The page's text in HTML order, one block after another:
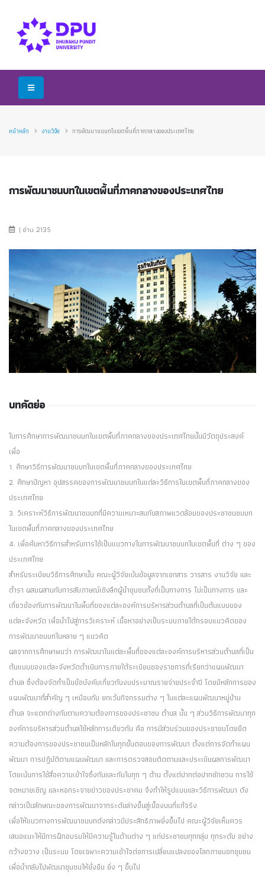
หน้าหลัก งานวิจัย การพัฒนาชนบทในเขตพื้นที่ภาคกลางของประเทศไทย
การพัฒนาชนบทในเขตพื้นที่ภาคกลางของประเทศไทย
| อ่าน 2135
บทคัดย่อ
ในการศึกษาการพัฒนาชนบทในเขตพื้นที่ภาคกลางของประเทศไทยนั้นมีวัตถุประสงค์
เพื่อ
1. ศึกษาวิธีการพัฒนาชนบทในเขตพื้นที่ภาคกลางของประเทศไทย
2. ศึกษาปัญหา อุปสรรคของการพัฒนาชนบทในแต่ละวิธีการในเขตพื้นที่ภาคกลางของ
ประเทศไทย
3. วิเคราะห์วิธีการพัฒนาชนบทที่มีความเหมาะสมกับสภาพแวดล้อมของประชาชนชนบท
ในเขตพื้นที่ภาคกลางของประเทศไทย
4. เพื่อค้นหาวิธีการสำหรับการใช้เป็นแนวทางในการพัฒนาชนบทในเขตพื้นที่ ต่าง ๆ ของ
ประเทศไทย
สำหรับระเบียบวิธีการศึกษานั้น คณะผู้วิจัยเน้นข้อมูลจากเอกสาร วารสาร งานวิจัย และ
ตำรา ผสมผสานกับการสัมภาษณ์เชิงลึกผู้นำชุมชนทั้งที่เป็นทางการ ไม่เป็นทางการ และ
เกี่ยวข้องกับการพัฒนาในพื้นที่ของแต่ละองค์การบริหารส่วนตำบลที่เป็นต้นแบบของ
แต่ละจังหวัด เพื่อนำไปสู่การวิเคราะห์ เนื้อหาอย่างเป็นระบบภายใต้กรอบแนวคิดของ
การพัฒนาชนบทในหลาย ๆ แนวคิด
ผลจากการศึกษาพบว่า การพัฒนาในแต่ละพื้นที่ของแต่ละองค์การบริหารส่วนตำบลที่เป็น
ต้นแบบของแต่ละจังหวัดดำเนินการภายใต้ระเบียบของราชการที่เรียกว่าแผนพัฒนา
ตำบล ซึ่งต้องจัดทำเป็นข้อบังคับเกี่ยวกับงบประมาณรายจ่ายประจำปี โดยมีหลักการของ
แผนพัฒนาที่สำคัญ ๆ เหมือนกัน ยกเว้นกิจกรรมต่าง ๆ ในแต่ละแผนพัฒนาหมู่บ้าน
ตำบล จะแตกต่างกันตามความต้องการของประชาชน ตำบล นั้น ๆ ส่วนวิธีการพัฒนาทุก
องค์การบริหารส่วนตำบลใช้หลักการเดียวกัน คือ การมีส่วนร่วมของประชาชนโดยยึด
ความต้องการของประชาชนเป็นหลักในทุกขั้นตอนของการพัฒนา ตั้งแต่การจัดทำแผน
พัฒนา การปฏิบัติตามแผนพัฒนา และการตรวจสอบติดตามและประเมินผลการพัฒนา
โดยเน้นการใช้สื่อความเข้าใจซึ่งกันและกันในทุก ๆ ด้าน ตั้งแต่ปากต่อปากชักชวน การใช้
จดหมายเชิญ และหอกระจายข่าวของประชาคม จึงทำให้รูปแบบและวิธีการพัฒนา ดัง
กล่าวเป็นลักษณะของการพัฒนาจากระดับล่างขึ้นสู่เบื้องบนที่แท้จริง
เพื่อให้แนวทางการพัฒนาชนบทดังกล่าวมีประสิทธิภาพยิ่งขึ้นไป คณะผู้วิจัยเห็นควร
เสนอแนะให้มีการฝึกอบรมให้มีความรู้ในด้านต่าง ๆ แก่ประชาชนทุกกลุ่ม ทุกระดับ อย่าง
กว้างขวาง เป็นระบบ โดยเฉพาะความเข้าใจต่อการเปลี่ยนแปลงของโลกภายนอกชุมชน
เพื่อนำกลับไปพัฒนาชุมชนให้ยั่งยืน ยิ่ง ๆ ขึ้นไป